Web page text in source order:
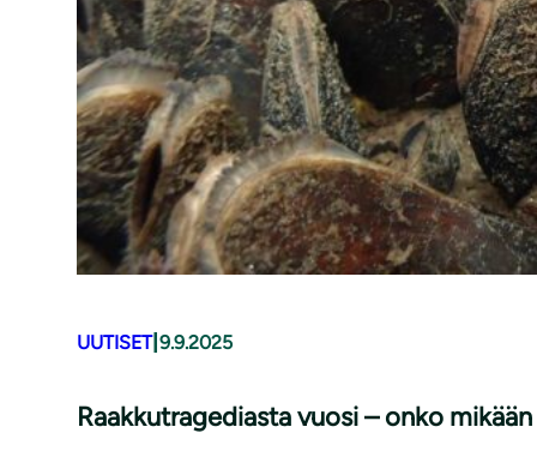
UUTISET| 9.9.2025
Raakkutragediasta vuosi – onko